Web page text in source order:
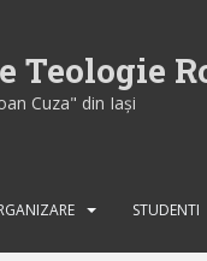
Teologie
Cuza" din Iaşi
STUDENTI